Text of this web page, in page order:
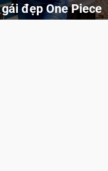
đẹp One Piece